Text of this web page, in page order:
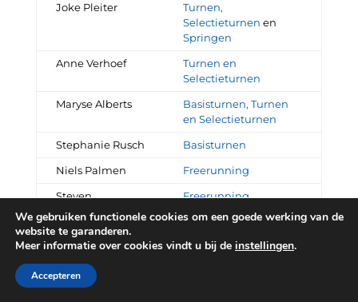
Joke Pleiter
Turnen,
Selectieturnen en
Springen
Anne Verhoef
Turnen en
Selectieturnen
Maryse Alberts
Basisturnen, Turnen
en Selectieturnen
Stephanie Rusch
Basisturnen
Niels Palmen
Freerunning
Steven
Spelbrink
Freerunning
Anuschka Pleiter
© GSV Statera |
We gebruiken functionele cookies om een goede werking van de
website te garanderen.
Meer informatie over cookies vindt u bij de instellingen.
Accepteren